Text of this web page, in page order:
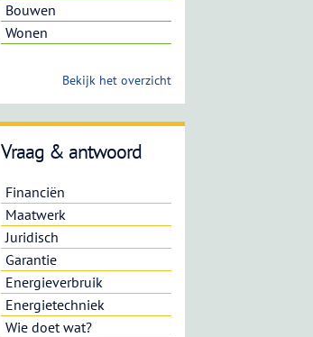
Bouwen
Wonen
Bekijk het overzicht
Vraag & antwoord
Financiën
Maatwerk
Juridisch
Garantie
Energieverbruik
Energietechniek
Wie doet wat?